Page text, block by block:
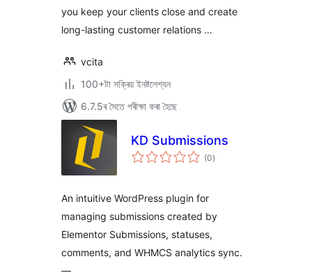
you keep your clients close and create
long-lasting customer relations …
vcita
100+টা সক্ৰিয় ইনষ্টলেশ্যন
6.7.5ৰ সৈতে পৰীক্ষা কৰা হৈছে
KD Submissions
(0টা
মুঠ)
An intuitive WordPress plugin for
managing submissions created by
Elementor Submissions, statuses,
comments, and WHMCS analytics sync.
—